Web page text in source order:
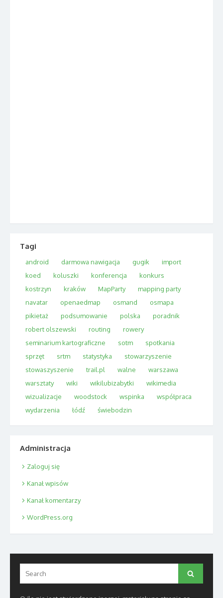
Tagi
android darmowa nawigacja gugik
import
koed
koluszki konferencja
konkurs
kostrzyn
kraków MapParty
mapping party
navatar
openaedmap osmand
osmapa
pikietaż
podsumowanie polska
poradnik
robert olszewski
routing
rowery
seminarium kartograficzne
sotm
spotkania
sprzęt
srtm statystyka
stowarzyszenie
stowaszyszenie
trail.pl walne
warszawa
warsztaty
wiki wikilubizabytki
wikimedia
wizualizacje
woodstock wspinka
współpraca
wydarzenia
łódź świebodzin
Administracja
Zaloguj się
Kanał wpisów
Kanał komentarzy
WordPress.org
for:
Search